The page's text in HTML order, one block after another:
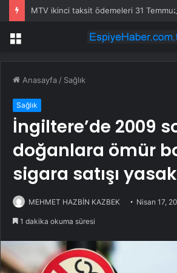
MTV ikinci taksit ödemeleri 31
Menü
Anasayfa / Sağlık
Sağlık
İngiltere’de 2009
doğanlara ömür
sigara satışı
MEHMET HAZBİN KAZBEK Nisan 17,
1 dakika okuma süresi